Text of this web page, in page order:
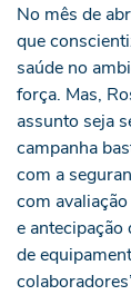
No mês de
que
saúde no
força. Mas,
assunto seja
campanha
com a
com
e
de